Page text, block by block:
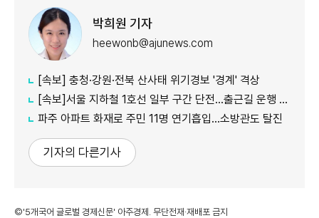
박희원 기자
heewonb@ajunews.com
[속보] 충청·강원·전북 산사태 위기경보 '경계' 격상
[속보]서울 지하철 1호선 일부 구간 단전…출근길 운행 지연
파주 아파트 화재로 주민 11명 연기흡입…소방관도 탈진
기자의 다른기사
©'5개국어 글로벌 경제신문' 아주경제. 무단전재·재배포 금지